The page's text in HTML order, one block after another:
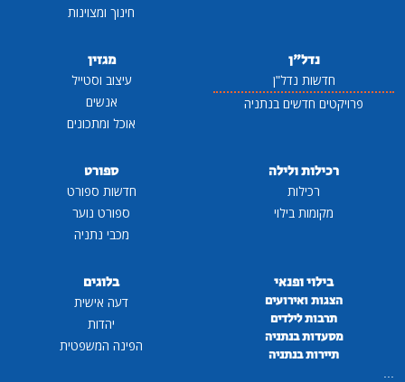
חינוך ומצוינות
נדל"ן
חדשות נדל"ן
פרויקטים חדשים בנתניה
מגזין
עיצוב וסטייל
אנשים
אוכל ומתכונים
רכילות ולילה
רכילות
מקומות בילוי
ספורט
חדשות ספורט
ספורט נוער
מכבי נתניה
בילוי ופנאי
הצגות ואירועים
תרבות לילדים
מסעדות בנתניה
תיירות בנתניה
...
בלוגים
דעה אישית
יהדות
הפינה המשפטית